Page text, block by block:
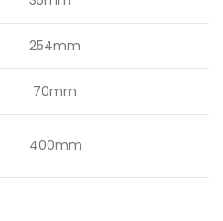
254mm
70mm
400mm